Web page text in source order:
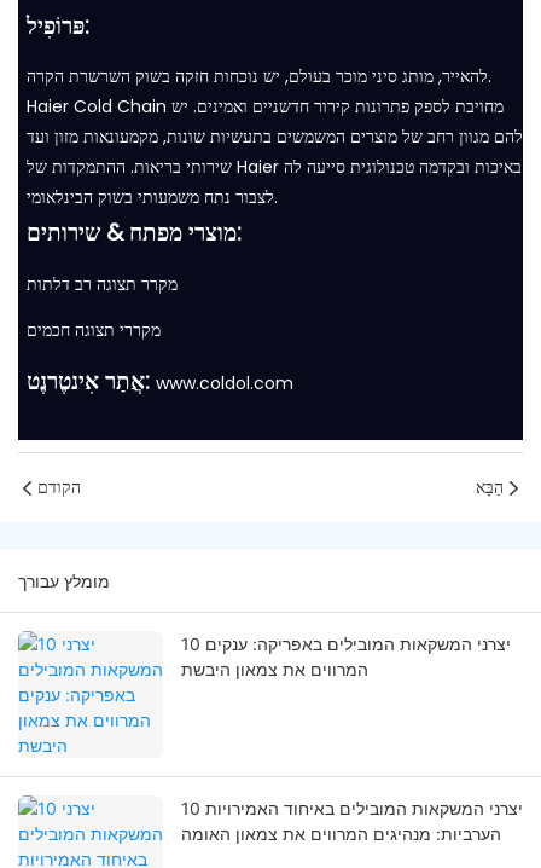
פּרוֹפִיל:
להאייר, מותג סיני מוכר בעולם, יש נוכחות חזקה בשוק השרשרת הקרה.
Haier Cold Chain מחויבת לספק פתרונות קירור חדשניים ואמינים. יש
להם מגוון רחב של מוצרים המשמשים בתעשיות שונות, מקמעונאות מזון ועד
שירותי בריאות. ההתמקדות של Haier באיכות ובקדמה טכנולוגית סייעה לה
לצבור נתח משמעותי בשוק הבינלאומי.
מוצרי מפתח & שירותים:
מקרר תצוגה רב דלתות
מקררי תצוגה חכמים
אֲתַר אִינטֶרנֶט: www.coldol.com
הקודם הַבָּא
מומלץ עבורך
10 יצרני המשקאות המובילים באפריקה: ענקים
המרווים את צמאון היבשת
10 יצרני המשקאות המובילים באיחוד האמירויות
הערביות: מנהיגים המרווים את צמאון האומה